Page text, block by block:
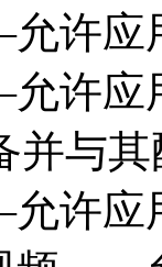
许应
许应
并与
许应